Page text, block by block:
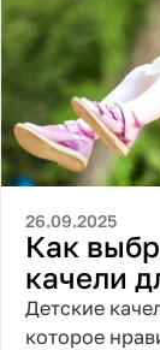
26.09.2025
Как
качели
Детские
которое